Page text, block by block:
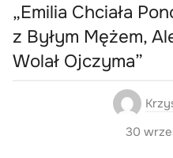
„Emilia Chciała
z Byłym Mężem,
Wolał Ojczyma”
30